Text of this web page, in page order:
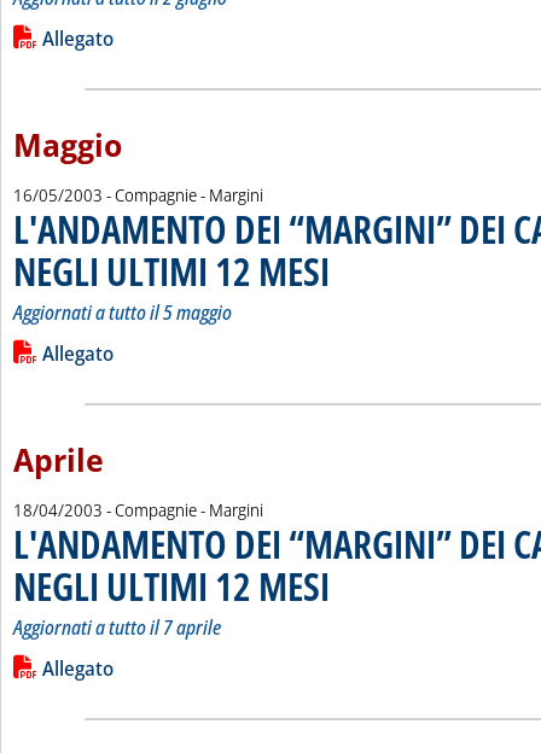
Leggi tutta la notizia: 'L'ANDAMENTO DEI “MARGINI” DEI
Lista allegati PDF alla notizia
Allegato
Maggio
16/05/2003 - Compagnie - Margini
L'ANDAMENTO DEI “MARGINI” DEI
NEGLI ULTIMI 12 MESI
Aggiornati a tutto il 5 maggio
Leggi tutta la notizia: 'L'ANDAMENTO DEI “MARGINI” DEI
Lista allegati PDF alla notizia
Allegato
Aprile
18/04/2003 - Compagnie - Margini
L'ANDAMENTO DEI “MARGINI” DEI
NEGLI ULTIMI 12 MESI
Aggiornati a tutto il 7 aprile
Leggi tutta la notizia: 'L'ANDAMENTO DEI “MARGINI” DEI
Lista allegati PDF alla notizia
Allegato